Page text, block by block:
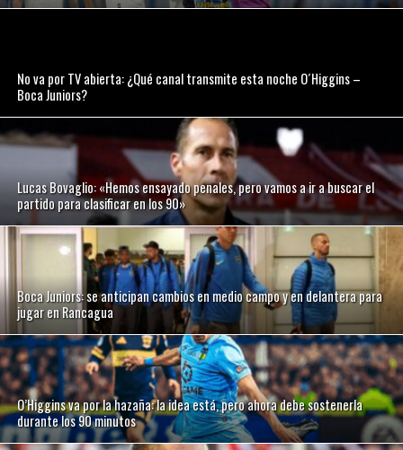
No va por TV abierta: ¿Qué canal transmite esta noche O´Higgins –
Boca Juniors?
Lucas Bovaglio: «Hemos ensayado penales, pero vamos a ir a buscar el
partido para clasificar en los 90»
Boca Juniors: se anticipan cambios en medio campo y en delantera para
jugar en Rancagua
O’Higgins va por la hazaña: la idea está, pero ahora debe sostenerla
durante los 90 minutos